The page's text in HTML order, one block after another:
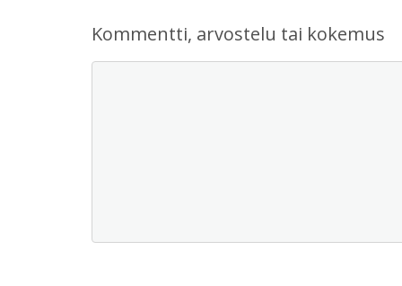
Kommentti, arvostelu tai kokemus